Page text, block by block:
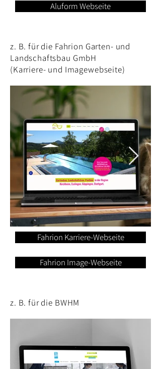
Aluform Webseite
z. B. für die Fahrion Garten- und
Landschaftsbau GmbH
(Karriere- und Imagewebseite)
Fahrion Karriere-Webseite
Fahrion Image-Webseite
z. B. für die BWHM